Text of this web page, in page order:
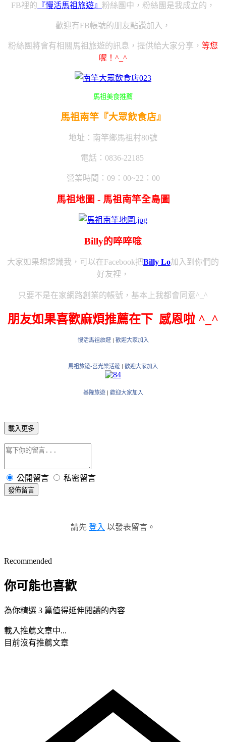
FB裡的 『慢活馬祖旅遊』 粉絲團中，粉絲團是我成立的，
歡迎有FB帳號的朋友點讚加入，
粉絲團將會有相關馬祖旅遊的訊息，提供給大家分享， 等您
喔！^_^
馬祖美食推薦
馬祖南竿『大眾飲食店』
地址：南竿鄉馬祖村80號
電話：0836-22185
營業時間：09：00~22：00
馬祖地圖 - 馬祖南竿全島圖
Billy的啐啐唸
大家如果想認識我，可以在Facebook把Billy Lo加入到你們的
好友裡，
只要不是在家網路創業的帳號，基本上我都會同意^_^
朋友如果喜歡麻煩推薦在下 感恩啦 ^_^
慢活馬祖旅遊| 歡迎大家加入
馬祖旅遊-莒光樂活遊 | 歡迎大家加入
基隆旅遊| 歡迎大家加入
載入更多
公開留言 私密留言
發佈留言
請先 登入 以發表留言。
Recommended
你可能也喜歡
為你精選 3 篇值得延伸閱讀的內容
載入推薦文章中...
目前沒有推薦文章